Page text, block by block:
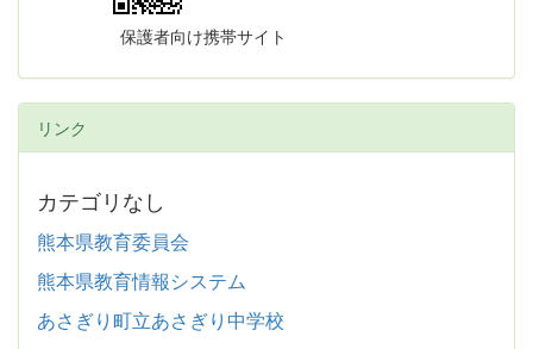
保護者向け携帯サイト
リンク
カテゴリなし
熊本県教育委員会
熊本県教育情報システム
あさぎり町立あさぎり中学校